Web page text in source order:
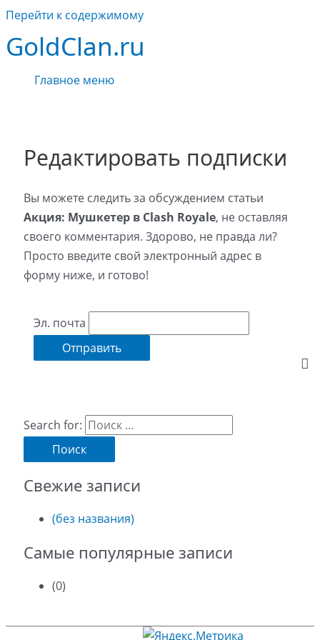
Перейти к содержимому
GoldClan.ru
Главное меню
Редактировать подписки
Вы можете следить за обсуждением статьи
Акция: Мушкетер в Clash Royale, не оставляя
своего комментария. Здорово, не правда ли?
Просто введите свой электронный адрес в
форму ниже, и готово!
Эл. почта
Search for:
Свежие записи
(без названия)
Самые популярные записи
(0)